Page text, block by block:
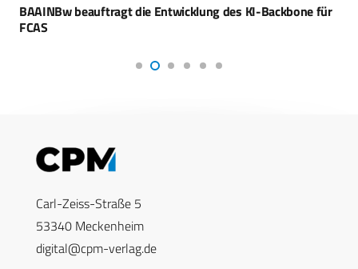
BAAINBw beauftragt die Entwicklung des KI-Backbone für
FCAS
Carl-Zeiss-Straße 5
53340 Meckenheim
digital@cpm-verlag.de